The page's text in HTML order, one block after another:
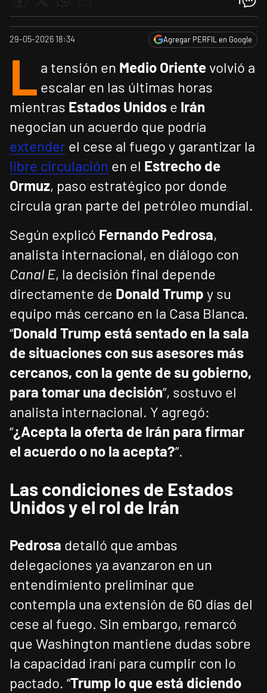
29-05-2026 18:34 Agregar PERFIL en Google
L a tensión en Medio Orientevolvió a
escalar en las últimas horas
mientras Estados Unidos e Irán
negocian un acuerdo que podría
extender el cese al fuego y garantizar la
libre circulación en el Estrecho de
Ormuz, paso estratégico por donde
circula gran parte del petróleo mundial.
Según explicó Fernando Pedrosa,
analista internacional, en diálogo con
Canal E, la decisión final depende
directamente de Donald Trump y su
equipo más cercano en la Casa Blanca.
“Donald Trump está sentado en la sala
de situaciones con sus asesores más
cercanos, con la gente de su gobierno,
para tomar una decisión”, sostuvo el
analista internacional. Y agregó:
“¿Acepta la oferta de Irán para firmar
el acuerdo o no la acepta?”.
Las condiciones de Estados
Unidos y el rol de Irán
Pedrosa detalló que ambas
delegaciones ya avanzaron en un
entendimiento preliminar que
contempla una extensión de 60 días del
cese al fuego. Sin embargo, remarcó
que Washington mantiene dudas sobre
la capacidad iraní para cumplir con lo
pactado. “Trump lo que está diciendo